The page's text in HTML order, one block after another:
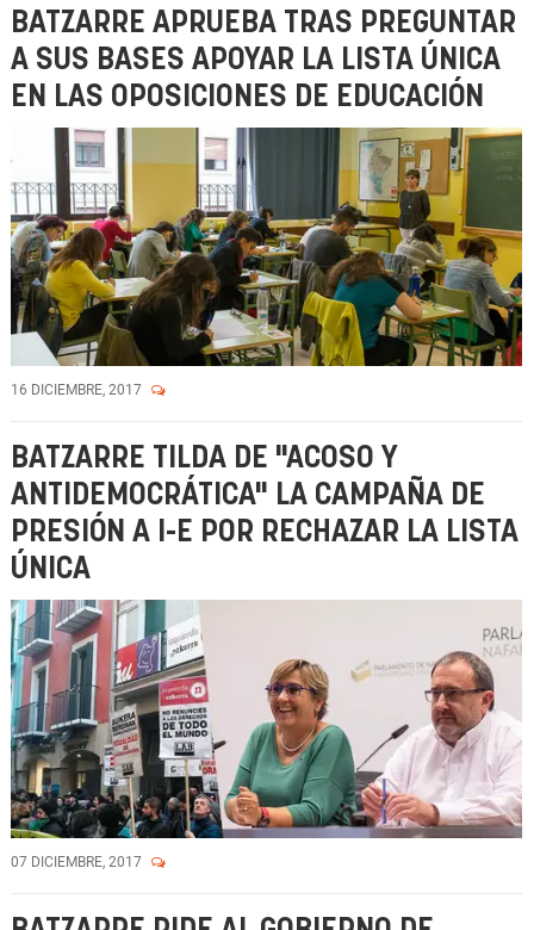
BATZARRE APRUEBA TRAS PREGUNTAR
A SUS BASES APOYAR LA LISTA ÚNICA
EN LAS OPOSICIONES DE EDUCACIÓN
16 DICIEMBRE, 2017
BATZARRE TILDA DE "ACOSO Y
ANTIDEMOCRÁTICA" LA CAMPAÑA DE
PRESIÓN A I-E POR RECHAZAR LA LISTA
ÚNICA
07 DICIEMBRE, 2017